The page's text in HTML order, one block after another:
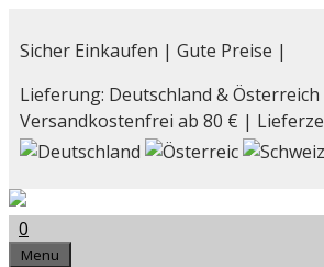
Inhalt
Sicher Einkaufen | Gute Preise |
Lieferung: Deutschland &
Versandkostenfrei ab 80 € |
0
Menu